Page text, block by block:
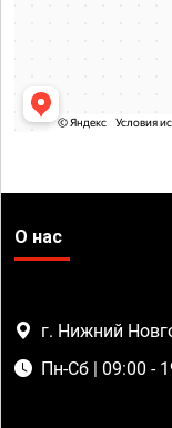
О нас
г. Нижний
Пн-Сб | 09:00 -